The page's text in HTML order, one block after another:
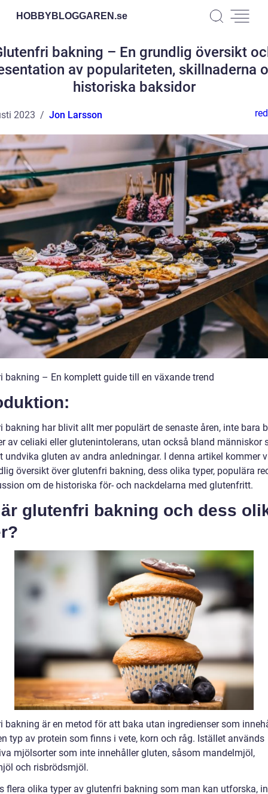
HOBBYBLOGGAREN.se
bakning – En grundlig översikt
av populariteten, skillnaderna
historiska baksidor
2023 Jon Larsson
bakning – En komplett guide till en växande trend
bakning har blivit allt mer populärt de senaste åren, inte bara
av celiaki eller glutenintolerans, utan också bland människor
undvika gluten av andra anledningar. I denna artikel kommer
översikt över glutenfri bakning, dess olika typer, populära
om de historiska för- och nackdelarna med glutenfritt.
är glutenfri bakning och dess
bakning är en metod för att baka utan ingredienser som
typ av protein som finns i vete, korn och råg. Istället används
mjölsorter som inte innehåller gluten, såsom mandelmjöl,
och risbrödsmjöl.
flera olika typer av glutenfri bakning som man kan utforska,